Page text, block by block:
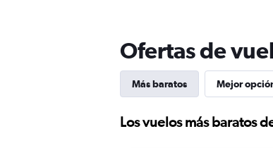
Ofertas de
Más baratos Mejor
Los vuelos más baratos